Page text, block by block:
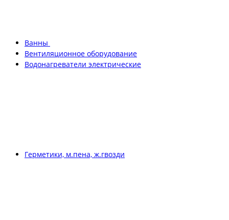
Ванны
Вентиляционное оборудование
Водонагреватели электрические
Герметики, м.пена, ж.гвозди